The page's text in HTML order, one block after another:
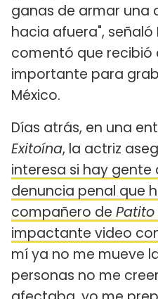
ganas de armar una
hacia afuera",
comentó que
importante para
México.
Días atrás, en una
Exitoína, la actriz
interesa si hay gente
denuncia penal que
compañero de Patito
impactante video
mí ya no me mueve
personas no me